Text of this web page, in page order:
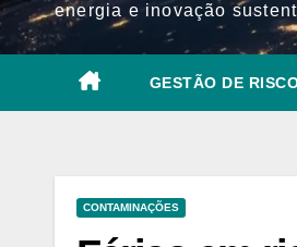
energia e inovação
GESTÃO DE
CONTAMINAÇÕES